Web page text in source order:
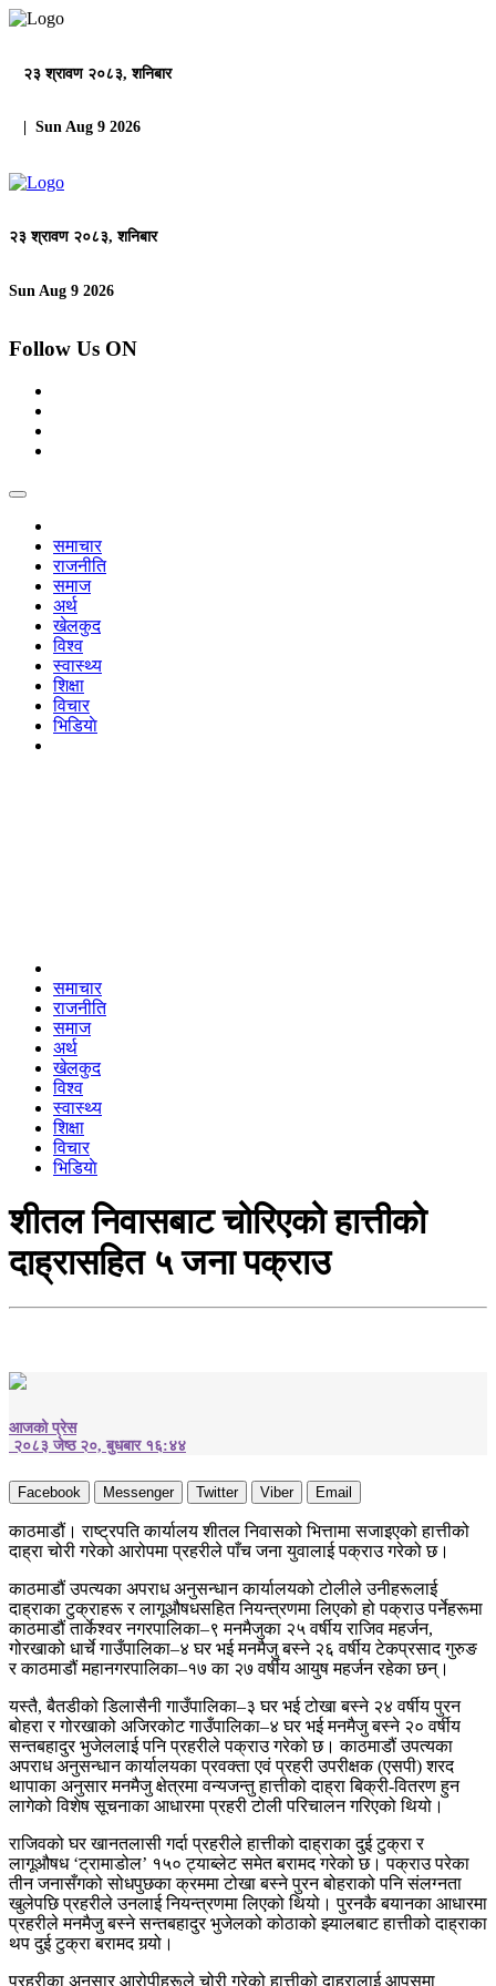
२३ श्रावण २०८३, शनिबार
| Sun Aug 9 2026
२३ श्रावण २०८३, शनिबार
Sun Aug 9 2026
Follow Us ON
समाचार
राजनीति
समाज
अर्थ
खेलकुद
विश्व
स्वास्थ्य
शिक्षा
विचार
भिडियाे
समाचार
राजनीति
समाज
अर्थ
खेलकुद
विश्व
स्वास्थ्य
शिक्षा
विचार
भिडियाे
शीतल निवासबाट चोरिएको हात्तीको
दाह्रासहित ५ जना पक्राउ
आजको प्रेस
२०८३ जेष्ठ २०, बुधबार १६:४४
Facebook Messenger Twitter Viber Email
काठमाडौं। राष्ट्रपति कार्यालय शीतल निवासको भित्तामा सजाइएको हात्तीको
दाह्रा चोरी गरेको आरोपमा प्रहरीले पाँच जना युवालाई पक्राउ गरेको छ।
काठमाडौं उपत्यका अपराध अनुसन्धान कार्यालयको टोलीले उनीहरूलाई
दाह्राका टुक्राहरू र लागूऔषधसहित नियन्त्रणमा लिएको हो पक्राउ पर्नेहरूमा
काठमाडौं तार्केश्वर नगरपालिका–९ मनमैजुका २५ वर्षीय राजिव महर्जन,
गोरखाको धार्चे गाउँपालिका–४ घर भई मनमैजु बस्ने २६ वर्षीय टेकप्रसाद गुरुङ
र काठमाडौं महानगरपालिका–१७ का २७ वर्षीय आयुष महर्जन रहेका छन्।
यस्तै, बैतडीको डिलासैनी गाउँपालिका–३ घर भई टोखा बस्ने २४ वर्षीय पुरन
बोहरा र गोरखाको अजिरकोट गाउँपालिका–४ घर भई मनमैजु बस्ने २० वर्षीय
सन्तबहादुर भुजेललाई पनि प्रहरीले पक्राउ गरेको छ। काठमाडौं उपत्यका
अपराध अनुसन्धान कार्यालयका प्रवक्ता एवं प्रहरी उपरीक्षक (एसपी) शरद
थापाका अनुसार मनमैजु क्षेत्रमा वन्यजन्तु हात्तीको दाह्रा बिक्री-वितरण हुन
लागेको विशेष सूचनाका आधारमा प्रहरी टोली परिचालन गरिएको थियो।
राजिवको घर खानतलासी गर्दा प्रहरीले हात्तीको दाह्राका दुई टुक्रा र
लागूऔषध ‘ट्रामाडोल’ १५० ट्याब्लेट समेत बरामद गरेको छ। पक्राउ परेका
तीन जनासँगको सोधपुछका क्रममा टोखा बस्ने पुरन बोहराको पनि संलग्नता
खुलेपछि प्रहरीले उनलाई नियन्त्रणमा लिएको थियो। पुरनकै बयानका आधारमा
प्रहरीले मनमैजु बस्ने सन्तबहादुर भुजेलको कोठाको झ्यालबाट हात्तीको दाह्राका
थप दुई टुक्रा बरामद गर्‍यो।
प्रहरीका अनुसार आरोपीहरूले चोरी गरेको हात्तीको दाह्रालाई आपसमा